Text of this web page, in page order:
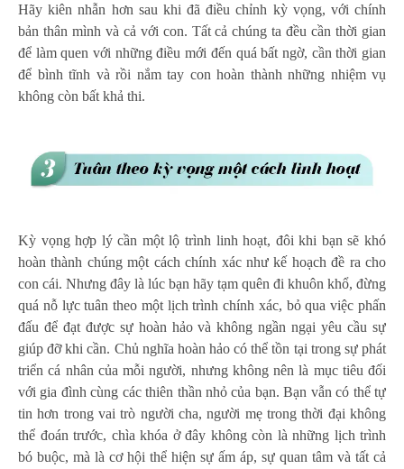
Hãy kiên nhẫn hơn sau khi đã điều chỉnh kỳ vọng, với chính
bản thân mình và cả với con. Tất cả chúng ta đều cần thời gian
để làm quen với những điều mới đến quá bất ngờ, cần thời gian
để bình tĩnh và rồi nắm tay con hoàn thành những nhiệm vụ
không còn bất khả thi.
Kỳ vọng hợp lý cần một lộ trình linh hoạt, đôi khi bạn sẽ khó
hoàn thành chúng một cách chính xác như kế hoạch đề ra cho
con cái. Nhưng đây là lúc bạn hãy tạm quên đi khuôn khổ, đừng
quá nỗ lực tuân theo một lịch trình chính xác, bỏ qua việc phấn
đấu để đạt được sự hoàn hảo và không ngần ngại yêu cầu sự
giúp đỡ khi cần. Chủ nghĩa hoàn hảo có thể tồn tại trong sự phát
triển cá nhân của mỗi người, nhưng không nên là mục tiêu đối
với gia đình cùng các thiên thần nhỏ của bạn. Bạn vẫn có thể tự
tin hơn trong vai trò người cha, người mẹ trong thời đại không
thể đoán trước, chìa khóa ở đây không còn là những lịch trình
bó buộc, mà là cơ hội thể hiện sự ấm áp, sự quan tâm và tất cả